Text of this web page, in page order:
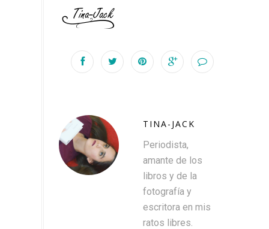
TINA-JACK
Periodista,
amante de los
libros y de la
fotografía y
escritora en mis
ratos libres.